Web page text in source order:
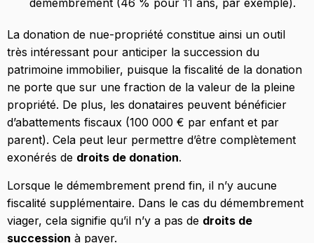
démembrement (46 % pour 11 ans, par exemple).
La donation de nue-propriété constitue ainsi un outil
très intéressant pour anticiper la succession du
patrimoine immobilier, puisque la fiscalité de la donation
ne porte que sur une fraction de la valeur de la pleine
propriété. De plus, les donataires peuvent bénéficier
d’abattements fiscaux (100 000 € par enfant et par
parent). Cela peut leur permettre d’être complètement
exonérés de droits de donation.
Lorsque le démembrement prend fin, il n’y aucune
fiscalité supplémentaire. Dans le cas du démembrement
viager, cela signifie qu’il n’y a pas de droits de
succession à payer.